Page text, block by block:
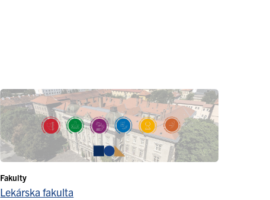
Fakulty
Lekárska fakulta